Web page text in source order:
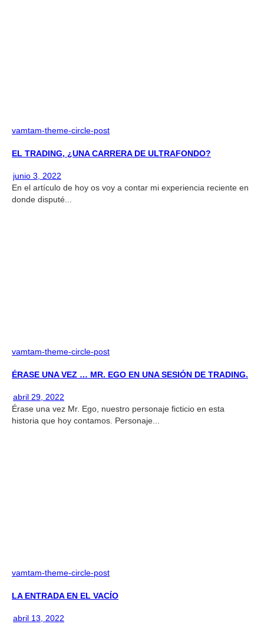
vamtam-theme-circle-post
EL TRADING, ¿UNA CARRERA DE ULTRAFONDO?
junio 3, 2022
En el artículo de hoy os voy a contar mi experiencia reciente en
donde disputé...
vamtam-theme-circle-post
ÉRASE UNA VEZ … MR. EGO EN UNA SESIÓN DE TRADING.
abril 29, 2022
Érase una vez Mr. Ego, nuestro personaje ficticio en esta
historia que hoy contamos. Personaje...
vamtam-theme-circle-post
LA ENTRADA EN EL VACÍO
abril 13, 2022